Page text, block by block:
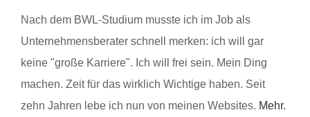
Nach dem BWL-Studium musste ich im Job als
Unternehmensberater schnell merken: ich will gar
keine "große Karriere". Ich will frei sein. Mein Ding
machen. Zeit für das wirklich Wichtige haben. Seit
zehn Jahren lebe ich nun von meinen Websites. Mehr.